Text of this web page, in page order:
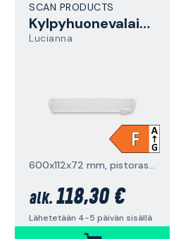
SCAN PRODUCTS
Kylpyhuonevalaisin
Lucianna
600x112x72 mm, pistorasialla
alk. 118,30 €
Lähetetään 4-5 päivän sisällä